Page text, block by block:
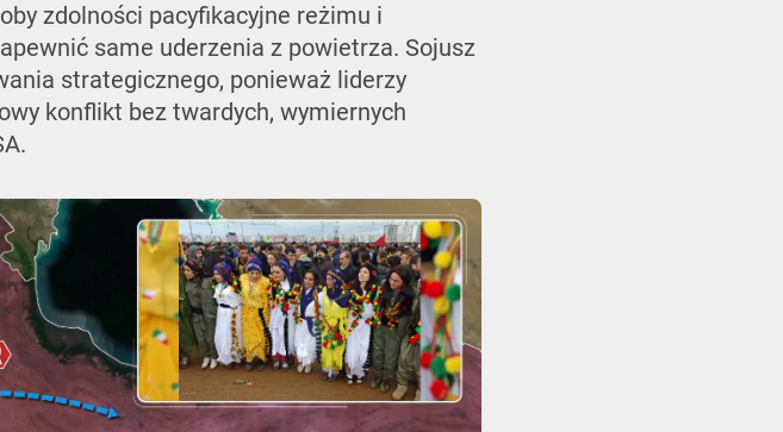
zdolności pacyfikacyjne reżimu i
same uderzenia z powietrza. Sojusz
strategicznego, ponieważ liderzy
konflikt bez twardych, wymiernych